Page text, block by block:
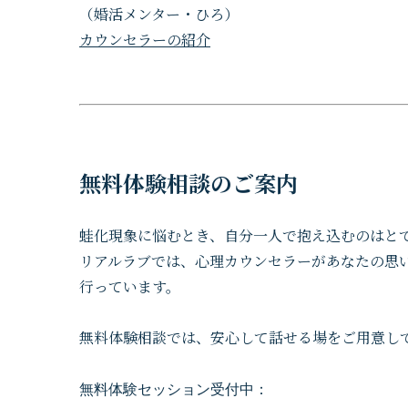
（婚活メンター・ひろ）
カウンセラーの紹介
無料体験相談のご案内
蛙化現象に悩むとき、自分一人で抱え込むのはと
リアルラブでは、心理カウンセラーがあなたの
行っています。
無料体験相談では、安心して話せる場をご用意
無料体験セッション受付中：